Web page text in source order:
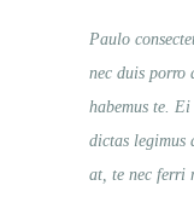
Paulo
nec duis porro
habemus te.
dictas legimus
at, te nec ferri